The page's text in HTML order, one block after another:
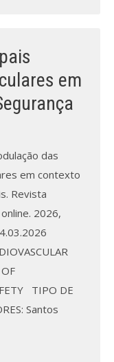
em
das
em contexto
Revista
2026,
TIPO DE
Santos